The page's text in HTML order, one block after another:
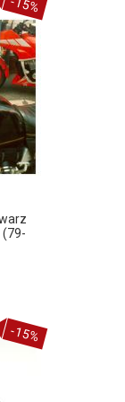
(79-
-15%
-15%